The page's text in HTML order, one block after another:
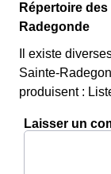
Répertoire
Radegonde
Il existe
Sainte-
produisent :
Laisser un